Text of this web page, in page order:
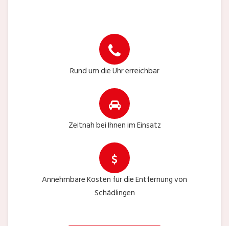
Rund um die Uhr erreichbar
Zeitnah bei Ihnen im Einsatz
Annehmbare Kosten für die Entfernung von
Schädlingen